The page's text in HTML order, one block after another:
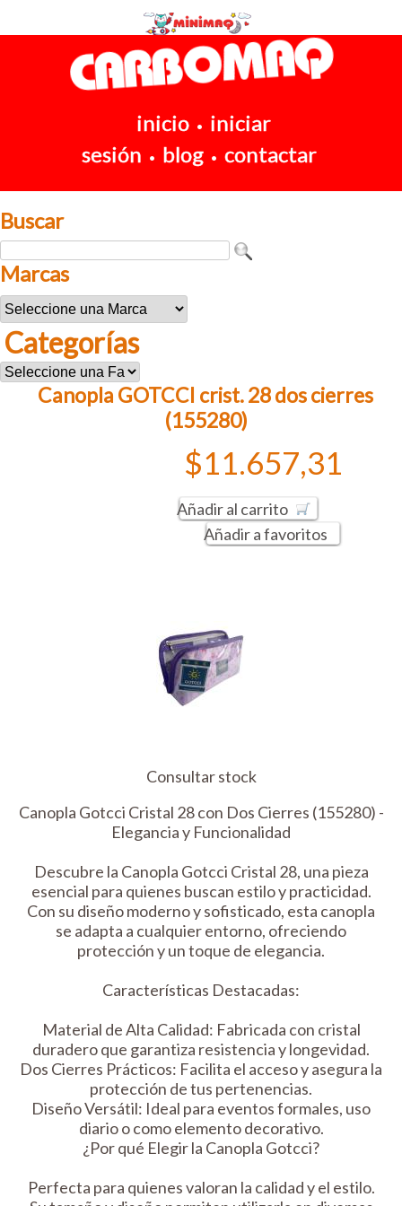
inicio • iniciar
sesión • blog • contactar
Buscar
Marcas
Categorías
Canopla GOTCCI crist. 28 dos cierres
(155280)
$11.657,31
Añadir al carrito
Añadir a favoritos
Consultar stock
Canopla Gotcci Cristal 28 con Dos Cierres (155280) -
Elegancia y Funcionalidad
Descubre la Canopla Gotcci Cristal 28, una pieza
esencial para quienes buscan estilo y practicidad.
Con su diseño moderno y sofisticado, esta canopla
se adapta a cualquier entorno, ofreciendo
protección y un toque de elegancia.
Características Destacadas:
Material de Alta Calidad: Fabricada con cristal
duradero que garantiza resistencia y longevidad.
Dos Cierres Prácticos: Facilita el acceso y asegura la
protección de tus pertenencias.
Diseño Versátil: Ideal para eventos formales, uso
diario o como elemento decorativo.
¿Por qué Elegir la Canopla Gotcci?
Perfecta para quienes valoran la calidad y el estilo.